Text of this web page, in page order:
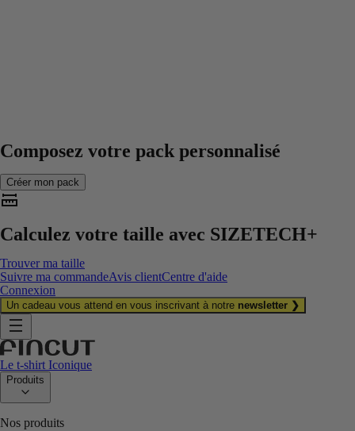
Composez votre pack personnalisé
Créer mon pack
Calculez votre taille avec SIZETECH+
Trouver ma taille
Suivre ma commandeAvis clientCentre d'aide
Connexion
Un cadeau vous attend en vous inscrivant à notre newsletter ❯
Le t-shirt Iconique
Produits
Nos produits